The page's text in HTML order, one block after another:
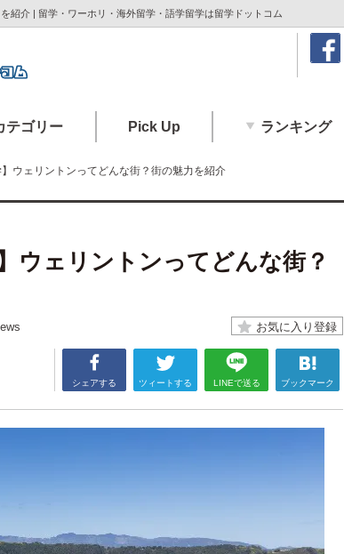
紹介 | 留学・ワーホリ・海外留学・語学留学は留学ドットコム
テゴリー Pick Up ランキング
】ウェリントンってどんな街？街の魅力を紹介
ウェリントンってどんな街？
シェアする ツィートする LINEで送る ブックマーク